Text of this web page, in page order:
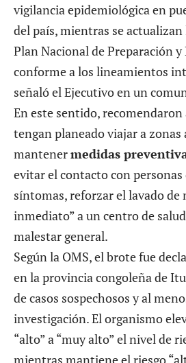
vigilancia epidemiológica en
del país, mientras se actualizan
Plan Nacional de Preparación y
conforme a los lineamientos
señaló el Ejecutivo en un
En este sentido, recomendaron
tengan planeado viajar a zonas
mantenermedidas
evitar el contacto con
síntomas, reforzar el lavado de
inmediato” a un centro de
malestar general.
Según la OMS, el brotefue
en la provincia congoleña de
de casos sospechosos y al
investigación. El organismo
“alto” a “muy alto” el nivel de
mientras mantiene el riesgo